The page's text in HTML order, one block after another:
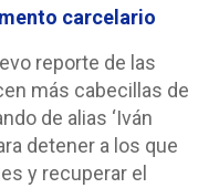
carcelario
reporte de las
más cabecillas de
de alias ‘Iván
detener a los que
y recuperar el